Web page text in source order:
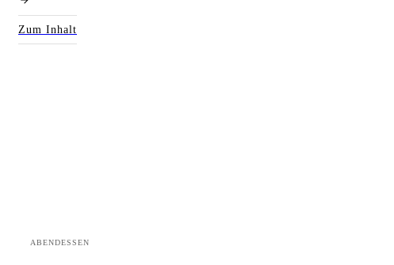
Zum Inhalt
ABENDESSEN